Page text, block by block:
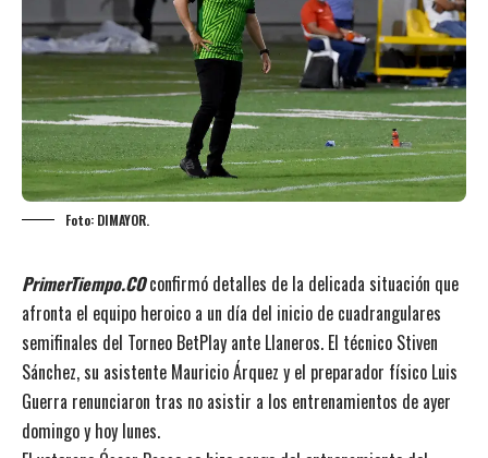
Foto: DIMAYOR.
PrimerTiempo.COconfirmó detalles de la delicada situación que
afronta el equipo heroico a un día del inicio de cuadrangulares
semifinales del Torneo BetPlay ante Llaneros. El técnico Stiven
Sánchez, su asistente Mauricio Árquez y el preparador físico Luis
Guerra renunciaron tras no asistir a los entrenamientos de ayer
domingo y hoy lunes.